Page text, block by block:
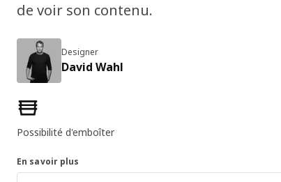
de voir son contenu.
Designer
David Wahl
Caractéristiques du produit
Possibilité d'emboîter
En savoir plus